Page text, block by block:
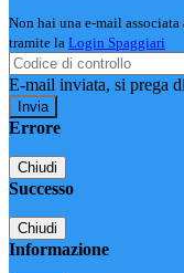
Non hai una e-mail
tramite la Login Spaggiari
E-mail inviata, si prega
Errore
Chiudi
Successo
Chiudi
Informazione